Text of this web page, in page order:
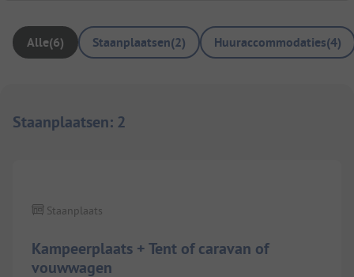
Alle(6) Staanplaatsen(2) Huuraccommodaties(4)
Staanplaatsen: 2
Kampeerplaats + Tent of caravan of
vouwwagen
Staanplaats